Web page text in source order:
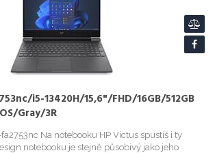
i5-13420H/15,6"/FHD/16GB/512GB
Gray/3R
Na notebooku HP Victus spustíš i ty
notebooku je stejně působivý jako jeho